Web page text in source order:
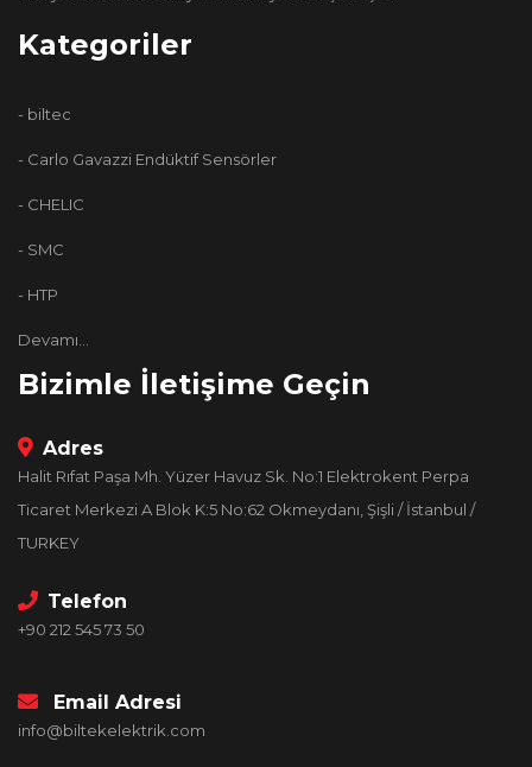
Kategoriler
- biltec
- Carlo Gavazzi Endüktif Sensörler
- CHELIC
- SMC
- HTP
Devamı...
Bizimle İletişime Geçin
Adres
Halit Rıfat Paşa Mh. Yüzer Havuz Sk. No:1 Elektrokent Perpa
Ticaret Merkezi A Blok K:5 No:62 Okmeydanı, Şişli / İstanbul /
TURKEY
Telefon
+90 212 545 73 50
Email Adresi
info@biltekelektrik.com